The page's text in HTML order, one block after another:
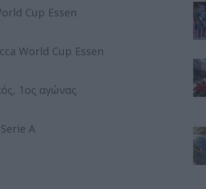
Cup Essen
World Cup Essen
1ος αγώνας
A